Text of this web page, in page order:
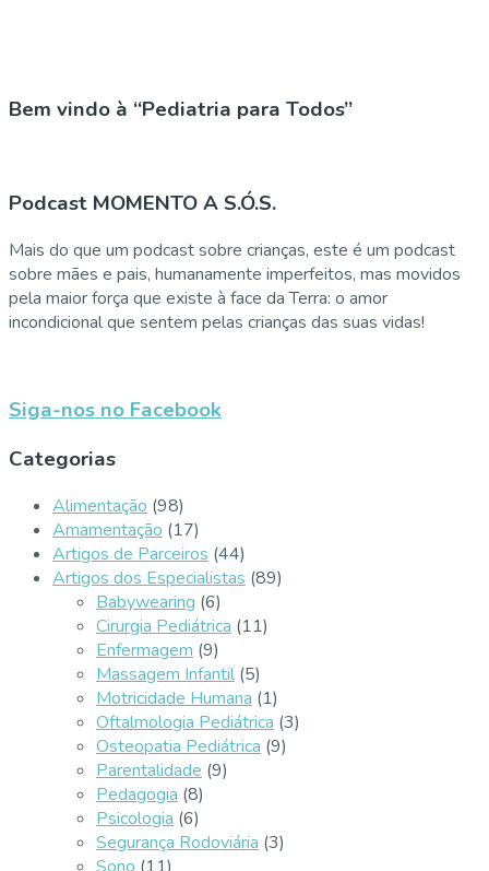
Bem vindo à “Pediatria para Todos”
Podcast MOMENTO A S.Ó.S.
Mais do que um podcast sobre crianças, este é um podcast
sobre mães e pais, humanamente imperfeitos, mas movidos
pela maior força que existe à face da Terra: o amor
incondicional que sentem pelas crianças das suas vidas!
Siga-nos no Facebook
Categorias
Alimentação (98)
Amamentação (17)
Artigos de Parceiros (44)
Artigos dos Especialistas (89)
Babywearing (6)
Cirurgia Pediátrica (11)
Enfermagem (9)
Massagem Infantil (5)
Motricidade Humana (1)
Oftalmologia Pediátrica (3)
Osteopatia Pediátrica (9)
Parentalidade (9)
Pedagogia (8)
Psicologia (6)
Segurança Rodoviária (3)